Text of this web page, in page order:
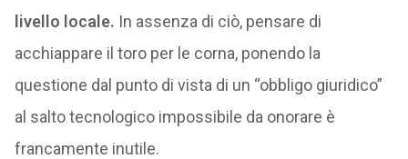
livello locale. In assenza di ciò, pensare di
acchiappare il toro per le corna, ponendo la
questione dal punto di vista di un “obbligo giuridico”
al salto tecnologico impossibile da onorare è
francamente inutile.